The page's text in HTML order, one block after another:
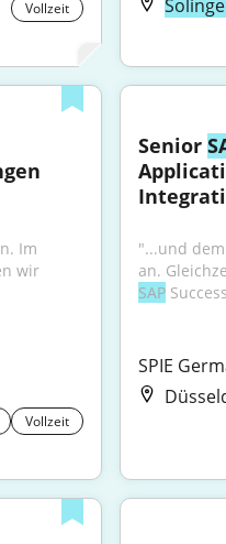
Vollzeit
Im
wir
Vollzeit
Senior
"...und
SAP
SPIE